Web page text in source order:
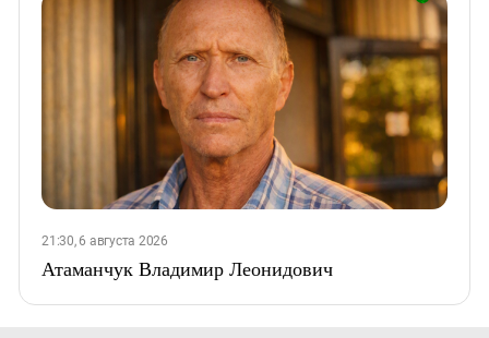
21:30, 6 августа 2026
Атаманчук Владимир Леонидович